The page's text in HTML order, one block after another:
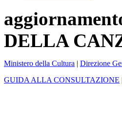
DELLA
Ministero della Cultura | Direzione
GUIDA ALLA CONSULTAZIONE